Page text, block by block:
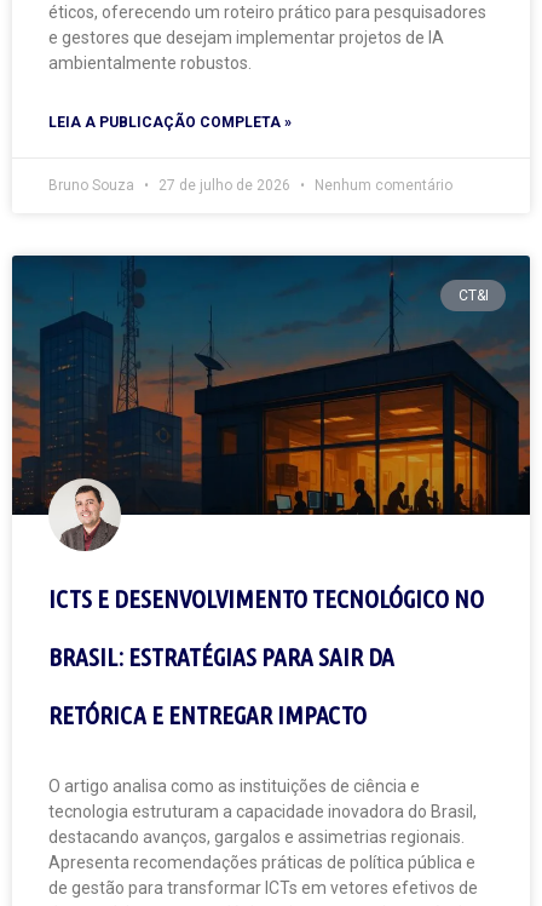
éticos, oferecendo um roteiro prático para pesquisadores
e gestores que desejam implementar projetos de IA
ambientalmente robustos.
LEIA A PUBLICAÇÃO COMPLETA »
Bruno Souza 27 de julho de 2026 Nenhum comentário
CT&I
ICTS E DESENVOLVIMENTO TECNOLÓGICO NO
BRASIL: ESTRATÉGIAS PARA SAIR DA
RETÓRICA E ENTREGAR IMPACTO
O artigo analisa como as instituições de ciência e
tecnologia estruturam a capacidade inovadora do Brasil,
destacando avanços, gargalos e assimetrias regionais.
Apresenta recomendações práticas de política pública e
de gestão para transformar ICTs em vetores efetivos de